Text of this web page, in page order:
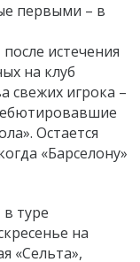
первыми – в
после истечения
на клуб
свежих игрока –
Остается
«Барселону»
туре
на
«Сельта»,